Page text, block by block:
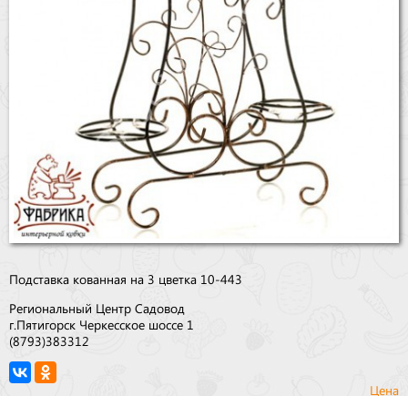
Подставка кованная на 3 цветка 10-443
Региональный Центр Садовод
г.Пятигорск Черкесское шоссе 1
(8793)383312
Цена